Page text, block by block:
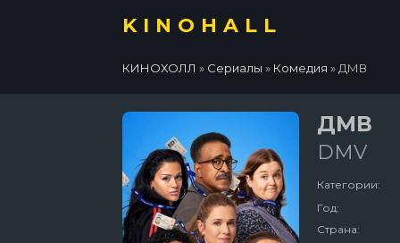
KINOHALL
КИНОХОЛЛ » Сериалы » Комедия » ДМВ
ДМВ
DMV
Категории:
Год:
Страна: